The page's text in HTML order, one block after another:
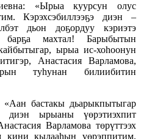
«Ырыа куурсун олус
Кэрэхсэбиллээҕэ диэн –
дьон доҕордуу кэриэтэ
барҕа махтал! Барыбытын
ырыа ис-хоһоонун
Анастасия Варламова,
туһунан билиибитин
бастакы дьарыкпытыгар
диэн ырыаны үөрэтиэхпит
Варламова төрүттээх
кини кылааһын үөрэппитим.